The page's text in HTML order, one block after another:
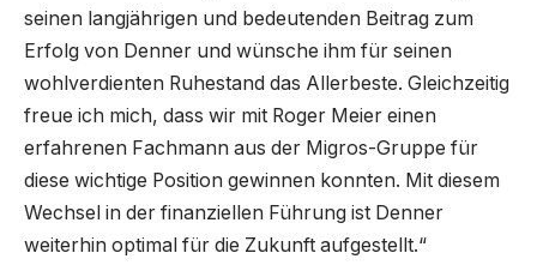
seinen langjährigen und bedeutenden Beitrag zum
Erfolg von Denner und wünsche ihm für seinen
wohlverdienten Ruhestand das Allerbeste. Gleichzeitig
freue ich mich, dass wir mit Roger Meier einen
erfahrenen Fachmann aus der Migros-Gruppe für
diese wichtige Position gewinnen konnten. Mit diesem
Wechsel in der finanziellen Führung ist Denner
weiterhin optimal für die Zukunft aufgestellt.“